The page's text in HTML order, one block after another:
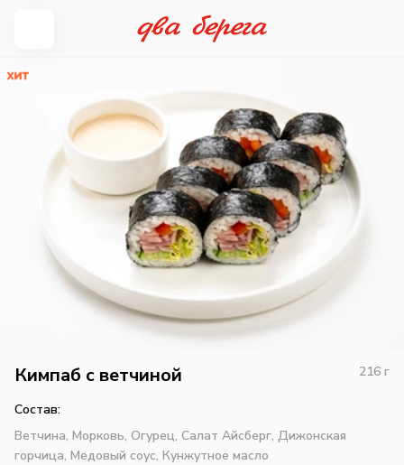
Кимпаб с ветчиной 216 г
Состав:
Ветчина, Морковь, Огурец, Салат Айсберг, Дижонская
горчица, Медовый соус, Кунжутное масло